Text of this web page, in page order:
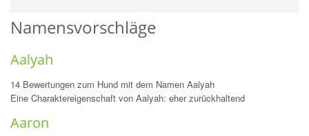
Namensvorschläge
Aalyah
14 Bewertungen zum Hund mit dem Namen Aalyah
Eine Charaktereigenschaft von Aalyah: eher zurückhaltend
Aaron